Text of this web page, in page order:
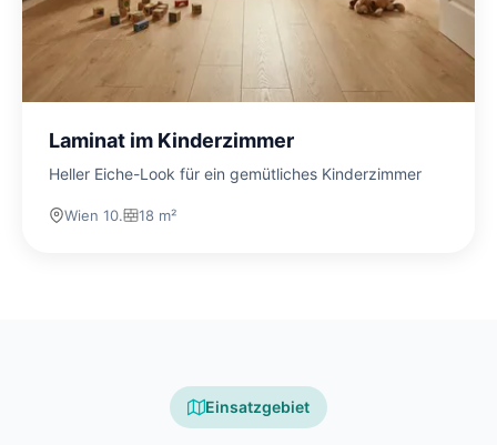
Laminat im Kinderzimmer
Heller Eiche-Look für ein gemütliches Kinderzimmer
Wien 10. 18 m²
Einsatzgebiet